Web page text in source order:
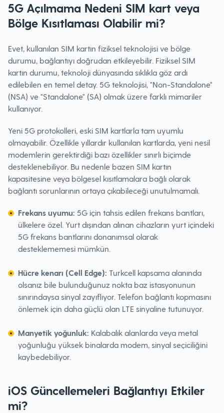
5G Açılmama Nedeni SIM kart veya
Bölge Kısıtlaması Olabilir mi?
Evet, kullanılan SIM kartın fiziksel teknolojisi ve bölge
durumu, bağlantıyı doğrudan etkileyebilir. Fiziksel SIM
kartın durumu, teknoloji dünyasında sıklıkla göz ardı
edilebilen en temel detay. 5G teknolojisi, "Non-Standalone"
(NSA) ve "Standalone" (SA) olmak üzere farklı mimariler
kullanıyor.
Yeni 5G protokolleri, eski SIM kartlarla tam uyumlu
olmayabilir. Özellikle yıllardır kullanılan kartlarda, yeni nesil
modemlerin gerektirdiği bazı özellikler sınırlı biçimde
desteklenebiliyor. Bu nedenle bazen SIM kartın
kapasitesine veya bölgesel kısıtlamalara bağlı olarak
bağlantı sorunlarının ortaya çıkabileceği unutulmamalı.
Frekans uyumu: 5G için tahsis edilen frekans bantları,
ülkelere özel. Yurt dışından alınan cihazların yurt içindeki
5G frekans bantlarını donanımsal olarak
desteklememesi mümkün.
Hücre kenarı (Cell Edge): Turkcell kapsama alanında
olsanız bile bulunduğunuz nokta baz istasyonunun
sınırındaysa sinyal zayıflıyor. Telefon bağlantı kopmasını
önlemek için daha güçlü olan LTE sinyaline tutunuyor.
Manyetik yoğunluk: Kalabalık alanlarda veya metal
yoğunluğu yüksek binalarda modem, sinyal seçiciliğini
kaybedebiliyor.
iOS Güncellemeleri Bağlantıyı Etkiler
mi?